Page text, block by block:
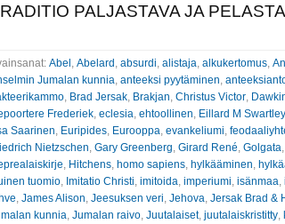
PALJASTAVA JA
Abel , Abelard , absurdi, alistaja, alkukertomus,
Jumalan kunnia, anteeksi pyytäminen,
, Brad Jersak, Brakjan, Christus Victor,
Frederiek, eclesia, ehtoollinen, Eillard M Swartley
Saarinen, Euripides, Eurooppa, evankeliumi,
Nietzschen, Gary Greenberg, Girard René, Golgata,
, Hitchens, homo sapiens, hylkääminen,
tuomio, Imitatio Christi, imitoida, imperiumi, isänmaa,
, James Alison, Jeesuksen veri, Jehova, Jersak Brad &
kunnia, Jumalan raivo, Juutalaiset, juutalaiskristitty,